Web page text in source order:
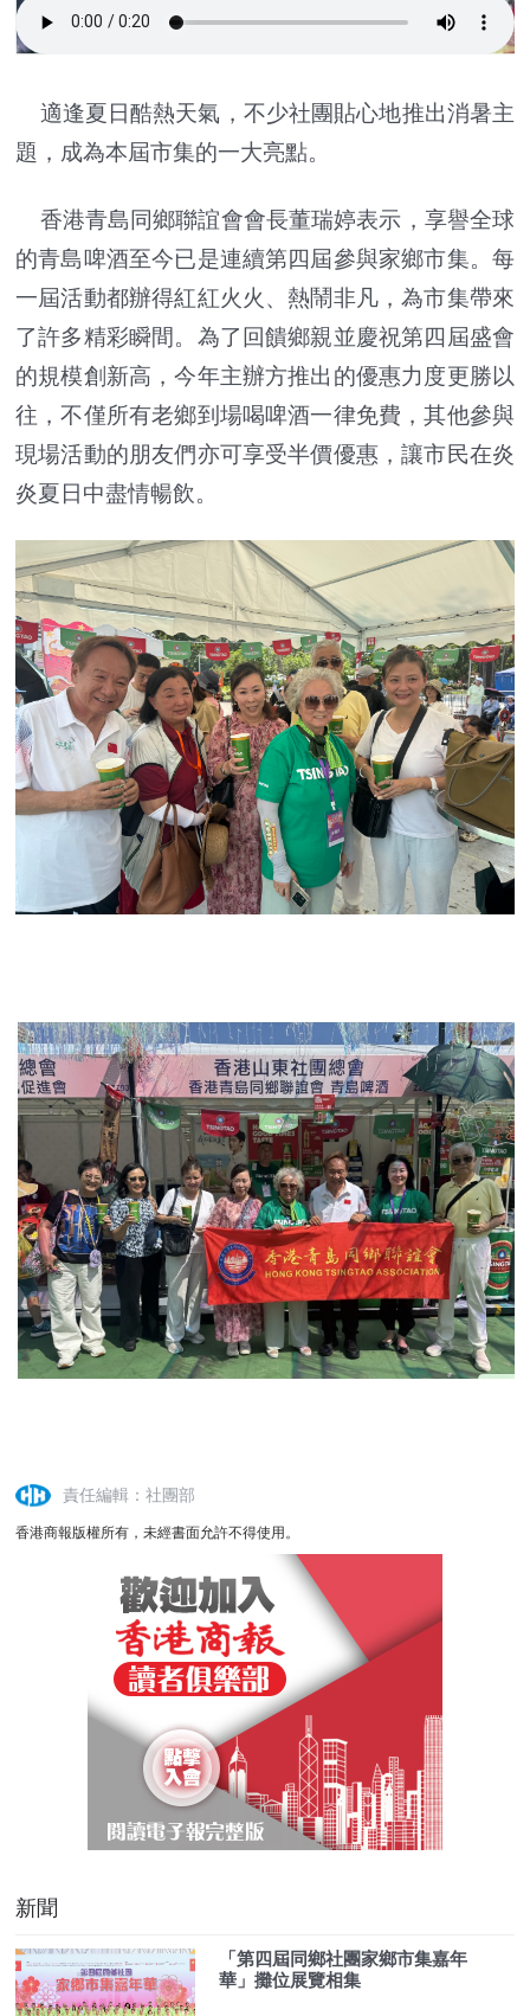
適逢夏日酷熱天氣，不少社團貼心地推出消暑主
題，成為本屆市集的一大亮點。
香港青島同鄉聯誼會會長董瑞婷表示，享譽全球
的青島啤酒至今已是連續第四屆參與家鄉市集。每
一屆活動都辦得紅紅火火、熱鬧非凡，為市集帶來
了許多精彩瞬間。為了回饋鄉親並慶祝第四屆盛會
的規模創新高，今年主辦方推出的優惠力度更勝以
往，不僅所有老鄉到場喝啤酒一律免費，其他參與
現場活動的朋友們亦可享受半價優惠，讓市民在炎
炎夏日中盡情暢飲。
責任編輯：社團部
香港商報版權所有，未經書面允許不得使用。
新聞
「第四屆同鄉社團家鄉市集嘉年
華」攤位展覽相集